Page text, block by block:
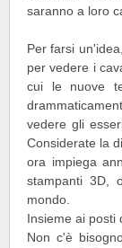
saranno a loro
Per farsi
per vedere i
cui le nuove
vedere gli
Considerate la
ora impiega
stampanti 3D,
mondo.
Insieme ai posti
Non c'è